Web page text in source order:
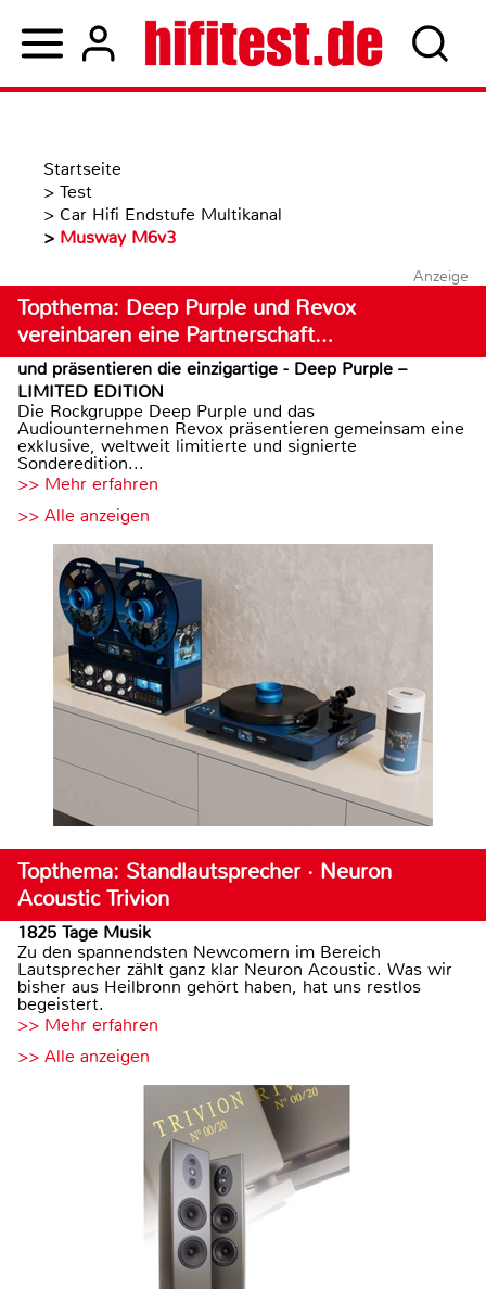
Startseite
> Test
> Car Hifi Endstufe Multikanal
> Musway M6v3
Anzeige
Topthema: Deep Purple und Revox
vereinbaren eine Partnerschaft…
und präsentieren die einzigartige - Deep Purple –
LIMITED EDITION
Die Rockgruppe Deep Purple und das
Audiounternehmen Revox präsentieren gemeinsam eine
exklusive, weltweit limitierte und signierte
Sonderedition...
>> Mehr erfahren
>> Alle anzeigen
Topthema: Standlautsprecher · Neuron
Acoustic Trivion
1825 Tage Musik
Zu den spannendsten Newcomern im Bereich
Lautsprecher zählt ganz klar Neuron Acoustic. Was wir
bisher aus Heilbronn gehört haben, hat uns restlos
begeistert.
>> Mehr erfahren
>> Alle anzeigen